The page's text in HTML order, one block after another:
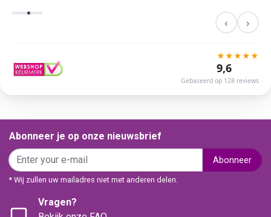
‹ ›
★★★★★
9,6
Gebaseerd op 128 reviews
Abonneer je op onze nieuwsbrief
Abonneer
* Wij zullen uw mailadres niet met anderen delen.
Vragen?